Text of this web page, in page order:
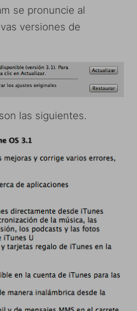
se pronuncie al
versiones de
las siguientes.